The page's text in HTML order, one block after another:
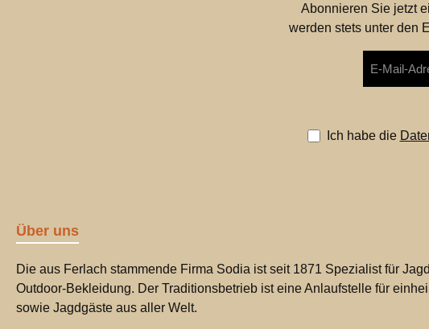
Abonnieren Sie jetzt
werden stets unter den
Mail-
Ich habe die
Über uns
Die aus Ferlach stammende Firma Sodia ist seit 1871 Spezialist für
Outdoor-Bekleidung. Der Traditionsbetrieb ist eine Anlaufstelle für
sowie Jagdgäste aus aller Welt.